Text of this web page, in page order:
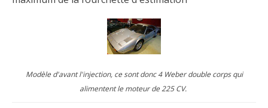
Modèle d'avant l'injection, ce sont donc 4 Weber double corps qui
alimentent le moteur de 225 CV.